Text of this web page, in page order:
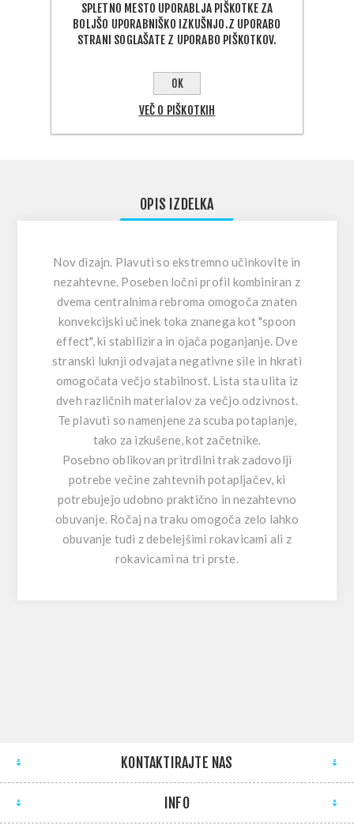
OPIS IZDELKA
Nov dizajn. Plavuti so ekstremno učinkovite in
nezahtevne. Poseben ločni profil kombiniran z
dvema centralnima rebroma omogoča znaten
konvekcijski učinek toka znanega kot "spoon
effect", ki stabilizira in ojača poganjanje. Dve
stranski luknji odvajata negativne sile in hkrati
omogočata večjo stabilnost. Lista sta ulita iz
dveh različnih materialov za večjo odzivnost.
Te plavuti so namenjene za scuba potaplanje,
tako za izkušene, kot začetnike.
Posebno oblikovan pritrdilni trak zadovolji
potrebe večine zahtevnih potapljačev, ki
potrebujejo udobno praktično in nezahtevno
obuvanje. Ročaj na traku omogoča zelo lahko
obuvanje tudi z debelejšimi rokavicami ali z
rokavicami na tri prste.
KONTAKTIRAJTE NAS
INFO
SPLETNO MESTO UPORABLJA PIŠKOTKE ZA
BOLJŠO UPORABNIŠKO IZKUŠNJO.Z UPORABO
STRANI SOGLAŠATE Z UPORABO PIŠKOTKOV.
OK
VEČ O PIŠKOTKIH